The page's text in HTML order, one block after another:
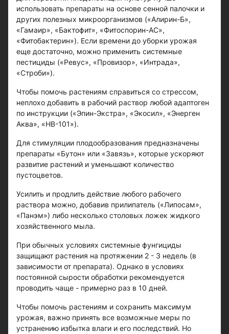
использовать препараты на основе сенной палочки и
других полезных микроорганизмов («Алирин-Б»,
«Гамаир», «Бактофит», «Фитоспорин-АС»,
«Фитобактерин»). Если времени до уборки урожая
еще достаточно, можно применить системные
пестициды («Ревус», «Провизор», «Интрада»,
«Строби»).
Чтобы помочь растениям справиться со стрессом,
неплохо добавить в рабочий раствор любой адаптоген
по инструкции («Эпин-Экстра», «Экосил», «Энерген
Аква», «НВ-101»).
Для стимуляции плодообразования предназначены
препараты «Бутон» или «Завязь», которые ускоряют
развитие растений и уменьшают количество
пустоцветов.
Усилить и продлить действие любого рабочего
раствора можно, добавив прилипатель («Липосам»,
«Панэм») либо несколько столовых ложек жидкого
хозяйственного мыла.
При обычных условиях системные фунгициды
защищают растения на протяжении 2 - 3 недель (в
зависимости от препарата). Однако в условиях
постоянной сырости обработки рекомендуется
проводить чаще - примерно раз в 10 дней.
Чтобы помочь растениям и сохранить максимум
урожая, важно принять все возможные меры по
устранению избытка влаги и его последствий. Но